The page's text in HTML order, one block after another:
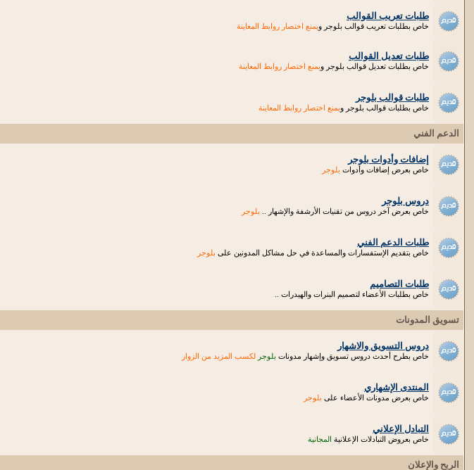
طلبات تعريب القوالب
خاص بطلبات تعريب قوالب بلوجر ويمنع اختصار روابط المعاينة
طلبات تعديل القوالب
خاص بطلبات تعديل قوالب بلوجر ويمنع اختصار روابط المعاينة
طلبات قوالب بلوجر
خاص بطلبات قوالب بلوجر ويمنع اختصار روابط المعاينة
الدعم الفني
إضافات وأدوات بلوجر
خاص بعرض إضافات وأدوات بلوجر
دروس بلوجر
خاص بعرض آخر دروس من تقنيات الأرشفة والإشهار .. بلوجر
طلبات الدعم الفني
خاص بتقديم الإستفسارات والمساعدة في حل مشاكل المدونين على بلوجر
طلبات التصاميم
خاص بطلبات الأعضاء لتصميم البنرات والهيدرات ..
تسويق المدونات
دروس التسويق والاشهار
خاص بطرح أحدث دروس تسويق وإشهار مدونات بلوجر لكسب المزيد من الزوار
المنتدى الإشهاري
خاص بعرض مدونات الأعضاء على بلوجر
التبادل الإعلاني
خاص بعروض التبادلات الإعلانية المجانية
الربح والإعلان